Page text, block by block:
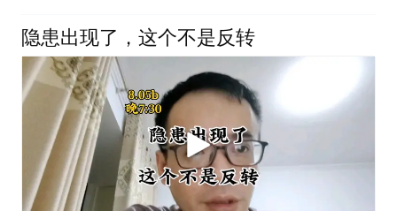
隐患出现了，这个不是反转